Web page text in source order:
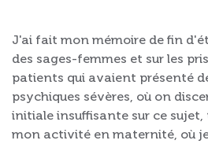
J'ai fait mon mémoire de fin
des sages-femmes et sur les
patients qui avaient présenté
psychiques sévères, où on
initiale insuffisante sur ce
mon activité en maternité, où